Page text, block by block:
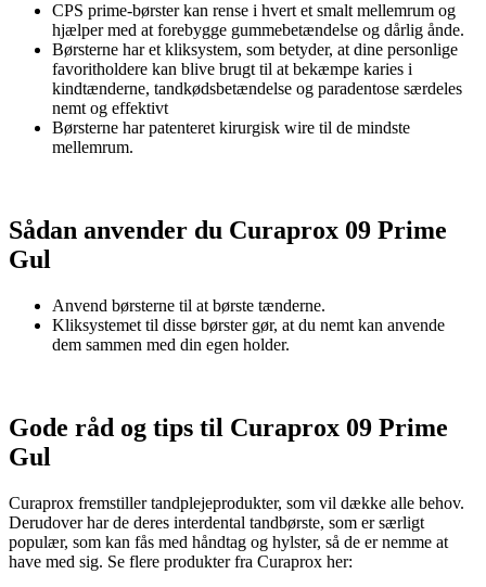
CPS prime-børster kan rense i hvert et smalt mellemrum og
hjælper med at forebygge gummebetændelse og dårlig ånde.
Børsterne har et kliksystem, som betyder, at dine personlige
favoritholdere kan blive brugt til at bekæmpe karies i
kindtænderne, tandkødsbetændelse og paradentose særdeles
nemt og effektivt
Børsterne har patenteret kirurgisk wire til de mindste
mellemrum.
Sådan anvender du Curaprox 09 Prime
Gul
Anvend børsterne til at børste tænderne.
Kliksystemet til disse børster gør, at du nemt kan anvende
dem sammen med din egen holder.
Gode råd og tips til Curaprox 09 Prime
Gul
Curaprox fremstiller tandplejeprodukter, som vil dække alle behov.
Derudover har de deres interdental tandbørste, som er særligt
populær, som kan fås med håndtag og hylster, så de er nemme at
have med sig. Se flere produkter fra Curaprox her: